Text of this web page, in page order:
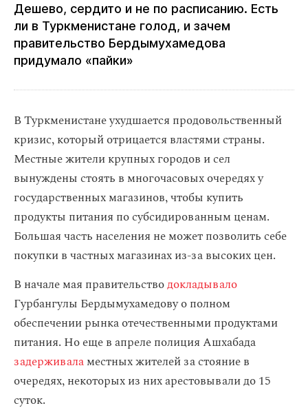
Дешево, сердито и не по расписанию. Есть
ли в Туркменистане голод, и зачем
правительство Бердымухамедова
придумало «пайки»
В Туркменистане ухудшается продовольственный
кризис, который отрицается властями страны.
Местные жители крупных городов и сел
вынуждены стоять в многочасовых очередях у
государственных магазинов, чтобы купить
продукты питания по субсидированным ценам.
Большая часть населения не может позволить себе
покупки в частных магазинах из-за высоких цен.
В начале мая правительстводокладывало
Гурбангулы Бердымухамедову о полном
обеспечении рынка отечественными продуктами
питания. Но еще в апреле полиция Ашхабада
задерживаламестных жителей за стояние в
очередях, некоторых из них арестовывали до 15
суток.